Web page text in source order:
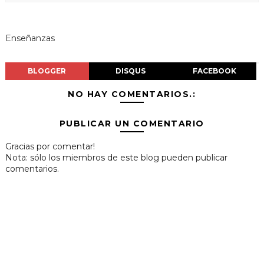
Enseñanzas
BLOGGER DISQUS FACEBOOK
NO HAY COMENTARIOS.:
PUBLICAR UN COMENTARIO
Gracias por comentar!
Nota: sólo los miembros de este blog pueden publicar
comentarios.